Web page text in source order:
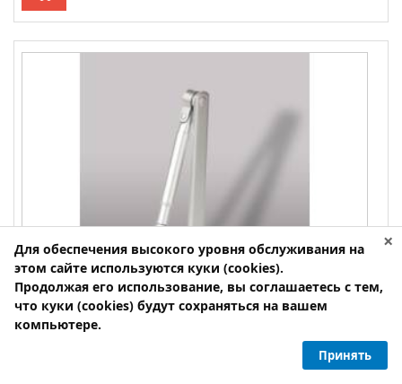
×
Для обеспечения высокого уровня обслуживания на
этом сайте используются куки (cookies).
Продолжая его использование, вы соглашаетесь с тем,
что куки (cookies) будут сохраняться на вашем
компьютере.
Принять